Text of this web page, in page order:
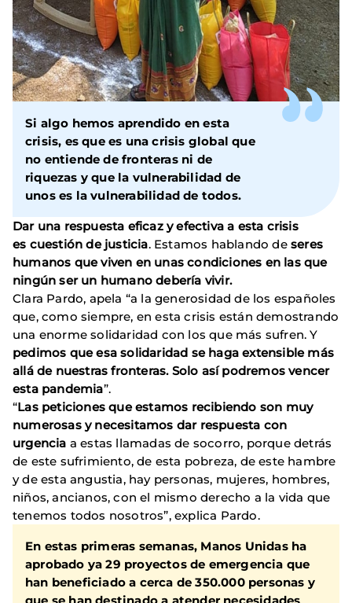
Si algo hemos aprendido en esta
crisis, es que es una crisis global que
no entiende de fronteras ni de
riquezas y que la vulnerabilidad de
unos es la vulnerabilidad de todos.
Dar una respuesta eficaz y efectiva a esta crisis
es cuestión de justicia. Estamos hablando deseres
humanos que viven en unas condiciones en las que
ningún ser un humano debería vivir.
Clara Pardo, apela “a la generosidad de los españoles
que, como siempre, en esta crisis están demostrando
una enorme solidaridad con los que más sufren. Y
pedimos que esa solidaridad se haga extensible más
allá de nuestras fronteras. Solo así podremos vencer
esta pandemia”.
“Las peticiones que estamos recibiendo son muy
numerosas y necesitamos dar respuesta con
urgencia a estas llamadas de socorro, porque detrás
de este sufrimiento, de esta pobreza, de este hambre
y de esta angustia, hay personas, mujeres, hombres,
niños, ancianos, con el mismo derecho a la vida que
tenemos todos nosotros”, explica Pardo.
En estas primeras semanas, Manos Unidas ha
aprobado ya 29 proyectos de emergencia que
han beneficiado a cerca de 350.000 personas y